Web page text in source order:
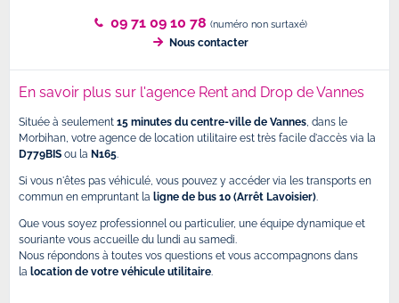
09 71 09 10 78 (numéro non surtaxé)
Nous contacter
En savoir plus sur l'agence Rent and Drop de Vannes
Située à seulement 15 minutes du centre-ville de Vannes, dans le
Morbihan, votre agence de location utilitaire est très facile d'accès via la
D779BIS ou la N165.
Si vous n'êtes pas véhiculé, vous pouvez y accéder via les transports en
commun en empruntant la ligne de bus 10 (Arrêt Lavoisier).
Que vous soyez professionnel ou particulier, une équipe dynamique et
souriante vous accueille du lundi au samedi.
Nous répondons à toutes vos questions et vous accompagnons dans
la location de votre véhicule utilitaire.